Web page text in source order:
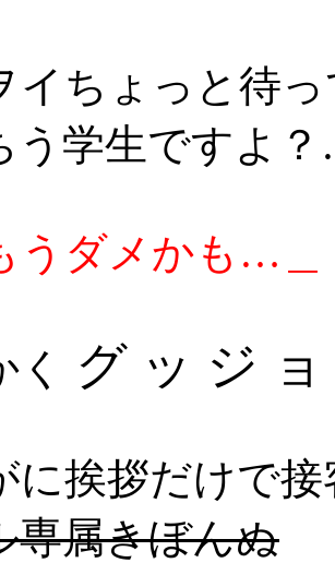
イちょっと待
う学生ですよ
うダメかも…＿
く グ ッ ジ
に挨拶だけで
専属きぼんぬ